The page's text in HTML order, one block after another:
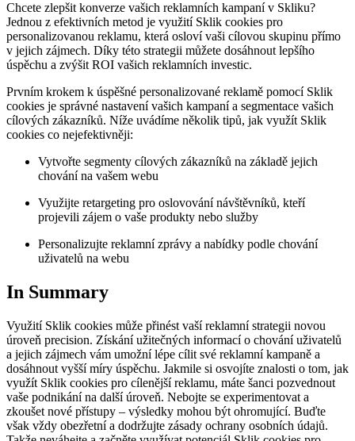
Chcete zlepšit konverze vašich reklamních kampaní v Skliku?
Jednou z efektivních metod je využití Sklik cookies pro
personalizovanou reklamu, která osloví vaši cílovou skupinu přímo
v jejich zájmech. Díky této strategii můžete dosáhnout lepšího
úspěchu a zvýšit ROI vašich reklamních investic.
Prvním krokem k úspěšné personalizované reklamě pomocí Sklik
cookies je správné nastavení vašich kampaní a segmentace vašich
cílových zákazníků. Níže uvádíme několik tipů, jak využít Sklik
cookies co nejefektivněji:
Vytvořte segmenty cílových zákazníků na základě jejich
chování na vašem webu
Využijte retargeting pro oslovování návštěvníků, kteří
projevili zájem o vaše produkty nebo služby
Personalizujte reklamní zprávy a nabídky podle chování
uživatelů na webu
In Summary
Využití Sklik cookies může přinést vaší reklamní strategii novou
úroveň precision. Získání užitečných informací o chování uživatelů
a jejich zájmech vám umožní lépe cílit své reklamní kampaně a
dosáhnout vyšší míry úspěchu. Jakmile si osvojíte znalosti o tom, jak
využít Sklik cookies pro cílenější reklamu, máte šanci pozvednout
vaše podnikání na další úroveň. Nebojte se experimentovat a
zkoušet nové přístupy – výsledky mohou být ohromující. Buďte
však vždy obezřetní a dodržujte zásady ochrany osobních údajů.